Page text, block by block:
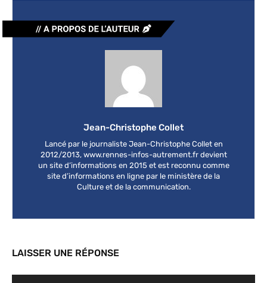
Jean-Christophe Collet
Lancé par le journaliste Jean-Christophe Collet en
2012/2013, www.rennes-infos-autrement.fr devient
un site d’informations en 2015 et est reconnu comme
site d’informations en ligne par le ministère de la
Culture et de la communication.
LAISSER UNE RÉPONSE